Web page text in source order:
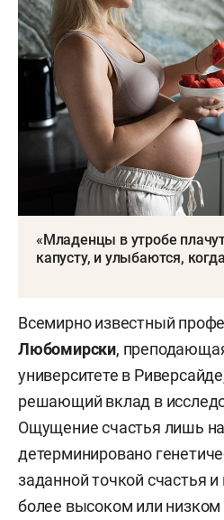
«Младенцы в утробе
капусту, и улыбаются,
Всемирно известный
Любомирски,
университете в
решающий вклад в
Ощущение счастья лишь
детерминировано
заданной точкой счастья
более высоком или низком